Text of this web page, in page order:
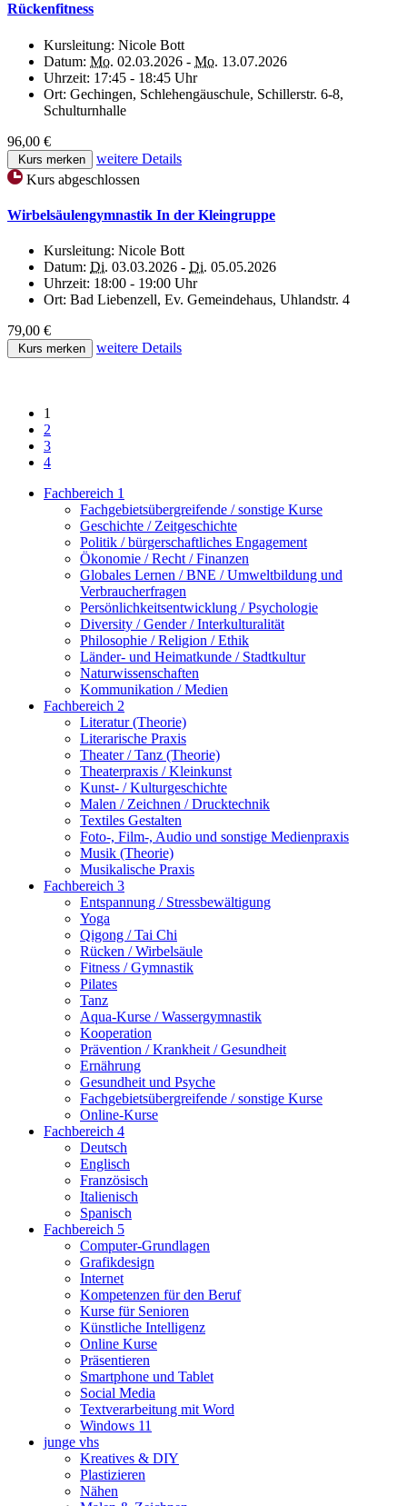
Rückenfitness
Kursleitung: Nicole Bott
Datum: Mo. 02.03.2026 - Mo. 13.07.2026
Uhrzeit: 17:45 - 18:45 Uhr
Ort: Gechingen, Schlehengäuschule, Schillerstr. 6-8,
Schulturnhalle
96,00 €
Kurs merken
weitere Details
Kurs abgeschlossen
Wirbelsäulengymnastik In der Kleingruppe
Kursleitung: Nicole Bott
Datum: Di. 03.03.2026 - Di. 05.05.2026
Uhrzeit: 18:00 - 19:00 Uhr
Ort: Bad Liebenzell, Ev. Gemeindehaus, Uhlandstr. 4
79,00 €
Kurs merken weitere Details
1
2
3
4
Fachbereich 1
Fachgebietsübergreifende / sonstige Kurse
Geschichte / Zeitgeschichte
Politik / bürgerschaftliches Engagement
Ökonomie / Recht / Finanzen
Globales Lernen / BNE / Umweltbildung und
Verbraucherfragen
Persönlichkeitsentwicklung / Psychologie
Diversity / Gender / Interkulturalität
Philosophie / Religion / Ethik
Länder- und Heimatkunde / Stadtkultur
Naturwissenschaften
Kommunikation / Medien
Fachbereich 2
Literatur (Theorie)
Literarische Praxis
Theater / Tanz (Theorie)
Theaterpraxis / Kleinkunst
Kunst- / Kulturgeschichte
Malen / Zeichnen / Drucktechnik
Textiles Gestalten
Foto-, Film-, Audio und sonstige Medienpraxis
Musik (Theorie)
Musikalische Praxis
Fachbereich 3
Entspannung / Stressbewältigung
Yoga
Qigong / Tai Chi
Rücken / Wirbelsäule
Fitness / Gymnastik
Pilates
Tanz
Aqua-Kurse / Wassergymnastik
Kooperation
Prävention / Krankheit / Gesundheit
Ernährung
Gesundheit und Psyche
Fachgebietsübergreifende / sonstige Kurse
Online-Kurse
Fachbereich 4
Deutsch
Englisch
Französisch
Italienisch
Spanisch
Fachbereich 5
Computer-Grundlagen
Grafikdesign
Internet
Kompetenzen für den Beruf
Kurse für Senioren
Künstliche Intelligenz
Online Kurse
Präsentieren
Smartphone und Tablet
Social Media
Textverarbeitung mit Word
Windows 11
junge vhs
Kreatives & DIY
Plastizieren
Nähen